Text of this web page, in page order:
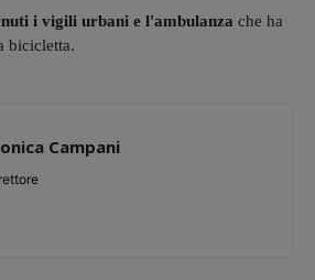
i vigili urbani e l'ambulanza che ha
bicicletta.
Campani